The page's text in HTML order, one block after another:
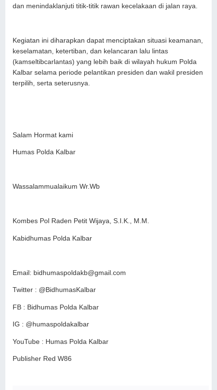
dan menindaklanjuti titik-titik rawan kecelakaan di jalan raya.
Kegiatan ini diharapkan dapat menciptakan situasi keamanan,
keselamatan, ketertiban, dan kelancaran lalu lintas
(kamseltibcarlantas) yang lebih baik di wilayah hukum Polda
Kalbar selama periode pelantikan presiden dan wakil presiden
terpilih, serta seterusnya.
Salam Hormat kami
Humas Polda Kalbar
Wassalammualaikum Wr.Wb
Kombes Pol Raden Petit Wijaya, S.I.K., M.M.
Kabidhumas Polda Kalbar
Email: bidhumaspoldakb@gmail.com
Twitter : @BidhumasKalbar
FB : Bidhumas Polda Kalbar
IG : @humaspoldakalbar
YouTube : Humas Polda Kalbar
Publisher Red W86